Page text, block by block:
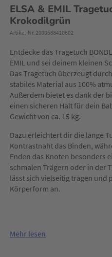
ELSA & EMIL
Krokodilgrün
Artikel-Nr. 2000588410602
Entdecke das Tragetuch
EMIL und sei deinem kleinen
Das Tragetuch überzeugt
stabiles Material aus 100%
Außerdem bietet es dank der
einen sicheren Halt für dein
Gewicht von ca. 15 kg.
Dazu erleichtert dir die lange
Kontrastnaht das Binden,
Enden das Knoten besonders
schmalen Trägern oder in der
lässt sich vielseitig tragen und
Körperform an.
Mehr lesen